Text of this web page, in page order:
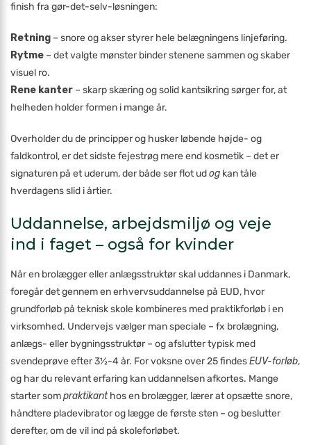
finish fra gør-det-selv-løsningen:
Retning – snore og akser styrer hele belægningens linjeføring.
Rytme – det valgte mønster binder stenene sammen og skaber
visuel ro.
Rene kanter – skarp skæring og solid kantsikring sørger for, at
helheden holder formen i mange år.
Overholder du de principper og husker løbende højde- og
faldkontrol, er det sidste fejestrøg mere end kosmetik – det er
signaturen på et uderum, der både ser flot udog kan tåle
hverdagens slid i årtier.
Uddannelse, arbejdsmiljø og veje
ind i faget – også for kvinder
Når en brolægger eller anlægsstruktør skal uddannes i Danmark,
foregår det gennem en erhvervsuddannelse på EUD, hvor
grundforløb på teknisk skole kombineres med praktikforløb i en
virksomhed. Undervejs vælger man speciale – fx brolægning,
anlægs- eller bygningsstruktør – og afslutter typisk med
svendeprøve efter 3½-4 år. For voksne over 25 findesEUV-forløb,
og har du relevant erfaring kan uddannelsen afkortes. Mange
starter sompraktikanthos en brolægger, lærer at opsætte snore,
håndtere pladevibrator og lægge de første sten – og beslutter
derefter, om de vil ind på skoleforløbet.